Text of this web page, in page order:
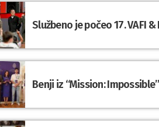
Službeno je počeo 17. VAFI
Benji iz “Mission: